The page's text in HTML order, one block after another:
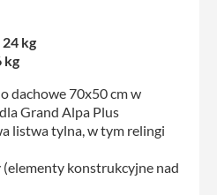
kg
kg
dachowe 70x50 cm w
Grand Alpa Plus
listwa tylna, w tym relingi
konstrukcyjne nad